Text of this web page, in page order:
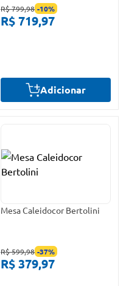
R$ 799,98 -10%
R$ 719,97
Adicionar
Mesa Caleidocor Bertolini
R$ 599,98 -37%
R$ 379,97